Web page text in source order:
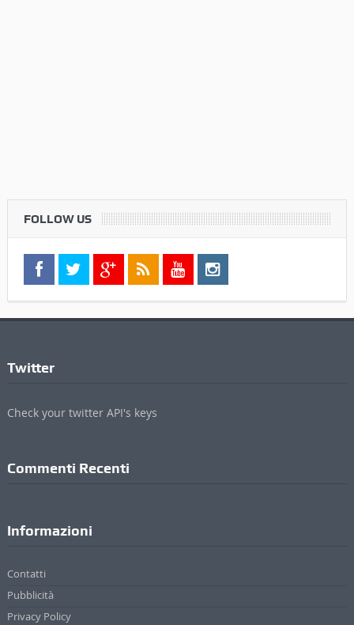
FOLLOW US
Twitter
Check your twitter API's keys
Commenti Recenti
Informazioni
Contatti
Pubblicità
Privacy Policy